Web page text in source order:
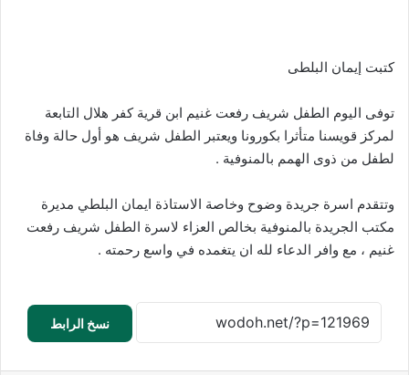
كتبت إيمان البلطى
توفى اليوم الطفل شريف رفعت غنيم ابن قرية كفر هلال التابعة
لمركز قويسنا متأثرا بكورونا ويعتبر الطفل شريف هو أول حالة وفاة
لطفل من ذوى الهمم بالمنوفية .
وتتقدم اسرة جريدة وضوح وخاصة الاستاذة ايمان البلطي مديرة
مكتب الجريدة بالمنوفية بخالص العزاء لاسرة الطفل شريف رفعت
غنيم ، مع وافر الدعاء لله ان يتغمده في واسع رحمته .
نسخ الرابط